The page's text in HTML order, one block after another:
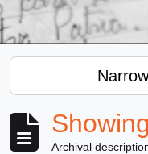
Archival